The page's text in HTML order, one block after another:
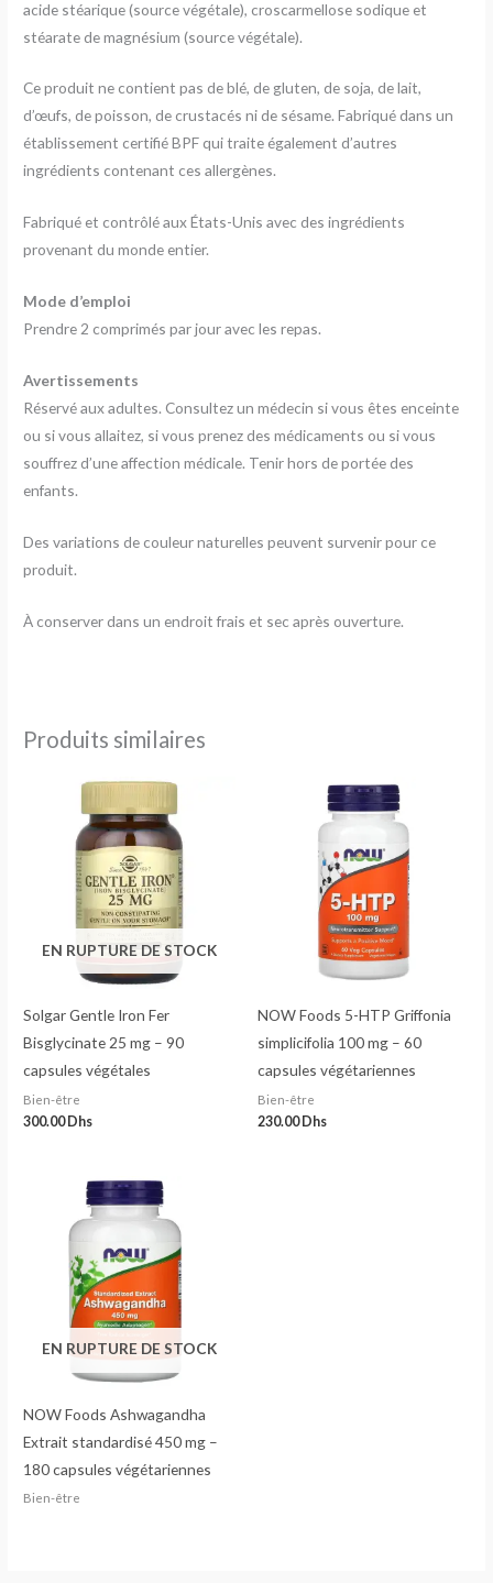
acide stéarique (source végétale), croscarmellose sodique et
stéarate de magnésium (source végétale).
Ce produit ne contient pas de blé, de gluten, de soja, de lait,
d’œufs, de poisson, de crustacés ni de sésame. Fabriqué dans un
établissement certifié BPF qui traite également d’autres
ingrédients contenant ces allergènes.
Fabriqué et contrôlé aux États-Unis avec des ingrédients
provenant du monde entier.
Mode d’emploi
Prendre 2 comprimés par jour avec les repas.
Avertissements
Réservé aux adultes. Consultez un médecin si vous êtes enceinte
ou si vous allaitez, si vous prenez des médicaments ou si vous
souffrez d’une affection médicale. Tenir hors de portée des
enfants.
Des variations de couleur naturelles peuvent survenir pour ce
produit.
À conserver dans un endroit frais et sec après ouverture.
Produits similaires
EN RUPTURE DE STOCK
Solgar Gentle Iron Fer
Bisglycinate 25 mg – 90
capsules végétales
Bien-être
300.00 Dhs
NOW Foods 5-HTP Griffonia
simplicifolia 100 mg – 60
capsules végétariennes
Bien-être
230.00 Dhs
EN RUPTURE DE STOCK
NOW Foods Ashwagandha
Extrait standardisé 450 mg –
180 capsules végétariennes
Bien-être